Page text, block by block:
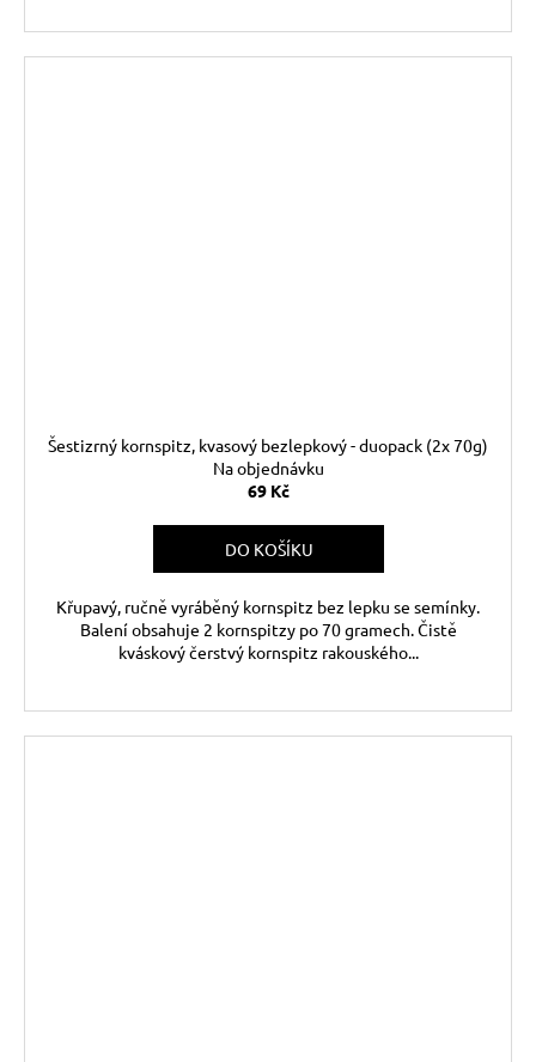
Šestizrný kornspitz, kvasový bezlepkový - duopack (2x 70g)
Na objednávku
69 Kč
DO KOŠÍKU
Křupavý, ručně vyráběný kornspitz bez lepku se semínky.
Balení obsahuje 2 kornspitzy po 70 gramech. Čistě
kváskový čerstvý kornspitz rakouského...